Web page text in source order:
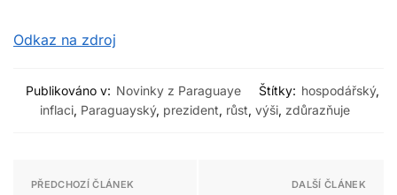
Odkaz na zdroj
Publikováno v: Novinky z Paraguaye Štítky: hospodářský,
inflaci, Paraguayský, prezident, růst, výši, zdůrazňuje
PŘEDCHOZÍ ČLÁNEK DALŠÍ ČLÁNEK